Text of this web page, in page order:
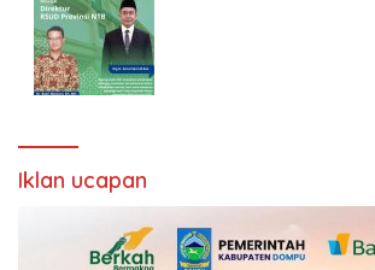
Iklan ucapan